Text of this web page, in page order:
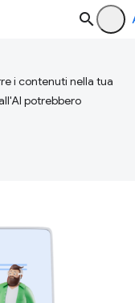
i contenuti nella tua
potrebbero